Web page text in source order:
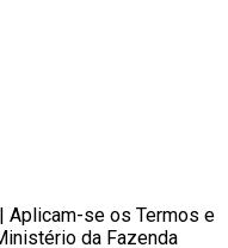
Aplicam-se os Termos e
da Fazenda